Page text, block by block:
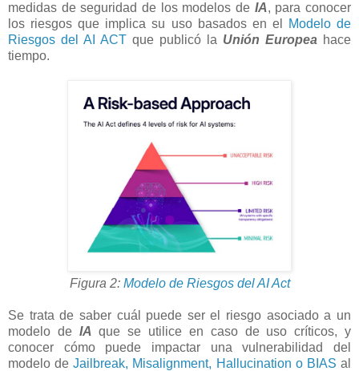
medidas de seguridad de los modelos de IA, para conocer
los riesgos que implica su uso basados en el
Modelo de
Riesgos del AI ACT que publicó la Unión Europea hace
tiempo.
Figura 2: Modelo de Riesgos del AI Act
Se trata de saber cuál puede ser el riesgo asociado a un
modelo de IA que se utilice en caso de uso críticos, y
conocer cómo puede impactar una vulnerabilidad del
modelo deJailbreak, Misalignment, Hallucination o BIAS al